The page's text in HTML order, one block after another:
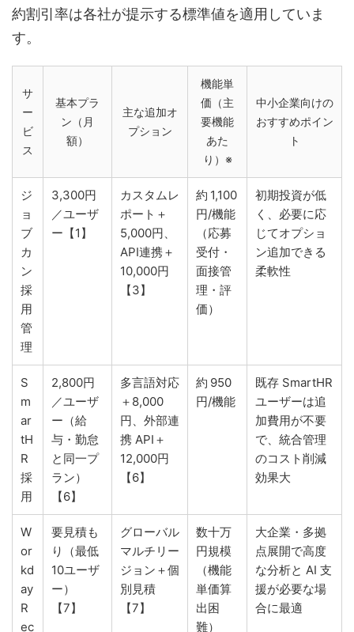
約割引率は各社が提示する標準値を適用していま
す。
サ
ー
ビ
ス
基本プラ
ン（月
額）
主な追加オ
プション
機能単
価（主
要機能
あた
り）※
中小企業向けの
おすすめポイン
ト
ジ
ョ
ブ
カ
ン
採
用
管
理
3,300円
／ユーザ
ー【1】
カスタムレ
ポート＋
5,000円、
API連携＋
10,000円
【3】
約 1,100
円/機能
（応募
受付・
面接管
理・評
価）
初期投資が低
く、必要に応
じてオプショ
ン追加できる
柔軟性
S
m
ar
tH
R
採
用
2,800円
／ユーザ
ー（給
与・勤怠
と同一プ
ラン）
【6】
多言語対応
＋8,000
円、外部連
携 API＋
12,000円
【6】
約 950
円/機能
既存 SmartHR
ユーザーは追
加費用が不要
で、統合管理
のコスト削減
効果大
W
or
kd
ay
R
ec
要見積も
り（最低
10ユーザ
ー）
【7】
グローバル
マルチリー
ジョン＋個
別見積
【7】
数十万
円規模
（機能
単価算
出困
難）
大企業・多拠
点展開で高度
な分析と AI 支
援が必要な場
合に最適